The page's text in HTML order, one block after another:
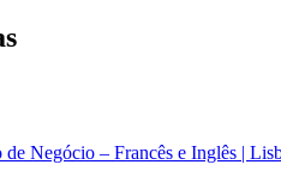
Negócio – Francês e Inglês |